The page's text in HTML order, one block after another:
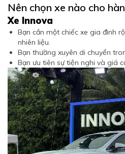
Nên chọn xe nào cho
Xe Innova
Bạn cần một chiếc xe gia đình
nhiên liệu.
Bạn thường xuyên di chuyển
Bạn ưu tiên sự tiện nghi và giá